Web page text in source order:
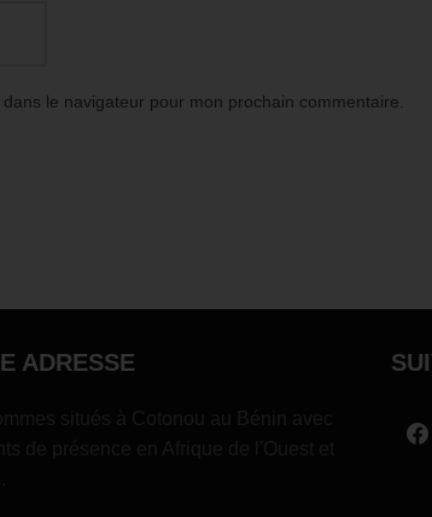
le navigateur pour mon prochain commentaire.
ADRESSE